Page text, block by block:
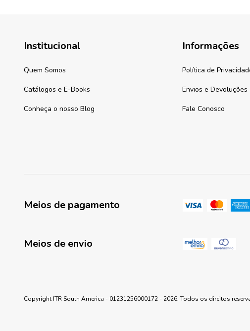
Institucional
Quem Somos
Catálogos e E-Books
Conheça o nosso Blog
Informações
Política de
Envios e Devoluções
Fale Conosco
Meios de pagamento
Meios de envio
Copyright ITR South America - 01231256000172 - 2026. Todos os direitos